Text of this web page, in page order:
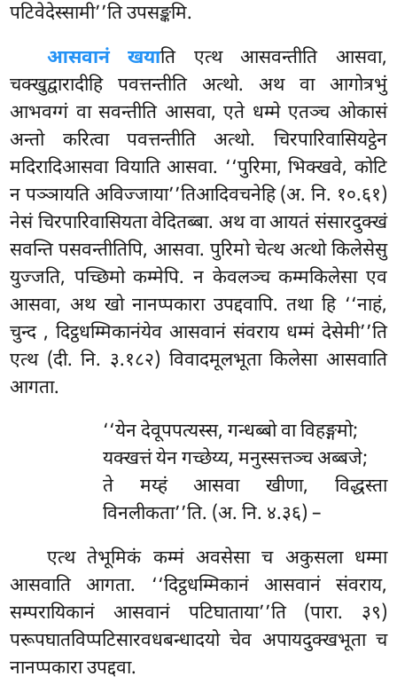
पटिवेदेस्सामी’’ति उपसङ्कमि.
आसवानं खयाति एत्थ आसवन्तीति आसवा,
चक्खुद्वारादीहि पवत्तन्तीति अत्थो. अथ वा आगोत्रभुं
आभवग्गं वा सवन्तीति आसवा, एते धम्मे एतञ्च ओकासं
अन्तो करित्वा पवत्तन्तीति अत्थो. चिरपारिवासियट्ठेन
मदिरादिआसवा वियाति आसवा. ‘‘पुरिमा, भिक्खवे, कोटि
न पञ्ञायति अविज्जाया’’तिआदिवचनेहि (अ. नि. १०.६१)
नेसं चिरपारिवासियता वेदितब्बा. अथ वा आयतं संसारदुक्खं
सवन्ति पसवन्तीतिपि, आसवा. पुरिमो चेत्थ अत्थो किलेसेसु
युज्जति, पच्छिमो कम्मेपि. न केवलञ्च कम्मकिलेसा एव
आसवा, अथ खो नानप्पकारा उपद्दवापि. तथा हि ‘‘नाहं,
चुन्द , दिट्ठधम्मिकानंयेव आसवानं संवराय धम्मं देसेमी’’ति
एत्थ (दी. नि. ३.१८२) विवादमूलभूता किलेसा आसवाति
आगता.
‘‘येन देवूपपत्यस्स, गन्धब्बो वा विहङ्गमो;
यक्खत्तं येन गच्छेय्य, मनुस्सत्तञ्च अब्बजे;
ते मय्हं आसवा खीणा, विद्धस्ता
विनलीकता’’ति. (अ. नि. ४.३६) –
एत्थ तेभूमिकं कम्मं अवसेसा च अकुसला धम्मा
आसवाति आगता. ‘‘दिट्ठधम्मिकानं आसवानं संवराय,
सम्परायिकानं आसवानं पटिघाताया’’ति (पारा. ३९)
परूपघातविप्पटिसारवधबन्धादयो चेव अपायदुक्खभूता च
नानप्पकारा उपद्दवा.